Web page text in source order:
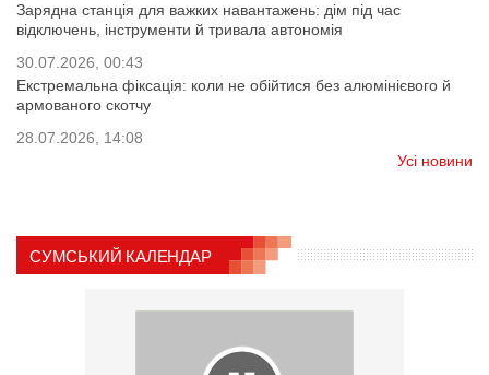
Зарядна станція для важких навантажень: дім під час
відключень, інструменти й тривала автономія
30.07.2026, 00:43
Екстремальна фіксація: коли не обійтися без алюмінієвого й
армованого скотчу
28.07.2026, 14:08
Усі новини
СУМСЬКИЙ КАЛЕНДАР